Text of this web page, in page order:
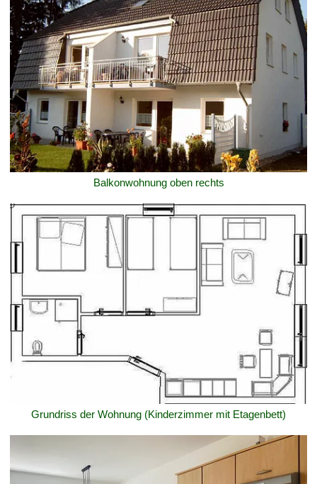
Balkonwohnung oben rechts
Grundriss der Wohnung (Kinderzimmer mit Etagenbett)